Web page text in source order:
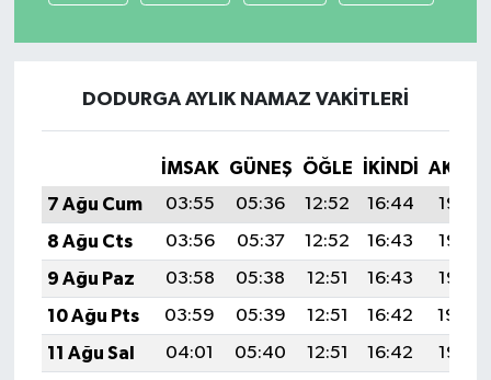
DODURGA AYLIK NAMAZ VAKITLERI
İMSAK GÜNEŞ ÖĞLE İKINDI
7 Ağu Cum
03:55 05:36 12:52 16:44
19:58
8 Ağu Cts
03:56 05:37 12:52 16:43
19:56
9 Ağu Paz
03:58 05:38 12:51 16:43
19:55
10 Ağu Pts
03:59 05:39 12:51 16:42
19:54
11 Ağu Sal
04:01 05:40 12:51 16:42
19:53